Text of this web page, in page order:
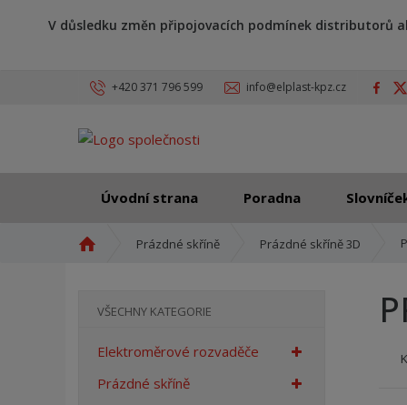
V důsledku změn připojovacích podmínek distributorů
+420 371 796 599 info@elplast-kpz.cz
Úvodní strana Poradna
s
t
Prázdné skříně Prázdné skříně 3D
VŠECHNY KATEGORIE
Elektroměrové rozvaděče
Prázdné skříně